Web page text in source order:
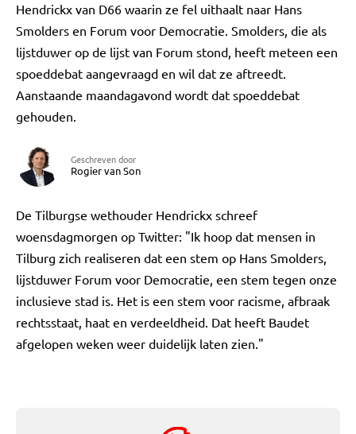
Hendrickx van D66 waarin ze fel uithaalt naar Hans
Smolders en Forum voor Democratie. Smolders, die als
lijstduwer op de lijst van Forum stond, heeft meteen een
spoeddebat aangevraagd en wil dat ze aftreedt.
Aanstaande maandagavond wordt dat spoeddebat
gehouden.
Geschreven door
Rogier van Son
De Tilburgse wethouder Hendrickx schreef
woensdagmorgen op Twitter: "Ik hoop dat mensen in
Tilburg zich realiseren dat een stem op Hans Smolders,
lijstduwer Forum voor Democratie, een stem tegen onze
inclusieve stad is. Het is een stem voor racisme, afbraak
rechtsstaat, haat en verdeeldheid. Dat heeft Baudet
afgelopen weken weer duidelijk laten zien."